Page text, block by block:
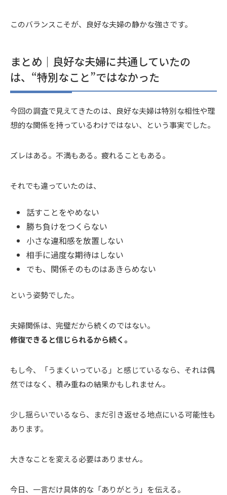
このバランスこそが、良好な夫婦の静かな強さです。
まとめ｜良好な夫婦に共通していたの
は、“特別なこと”ではなかった
今回の調査で見えてきたのは、良好な夫婦は特別な相性や理
想的な関係を持っているわけではない、という事実でした。
ズレはある。不満もある。疲れることもある。
それでも違っていたのは、
話すことをやめない
勝ち負けをつくらない
小さな違和感を放置しない
相手に過度な期待はしない
でも、関係そのものはあきらめない
という姿勢でした。
夫婦関係は、完璧だから続くのではない。
修復できると信じられるから続く。
もし今、「うまくいっている」と感じているなら、それは偶
然ではなく、積み重ねの結果かもしれません。
少し揺らいでいるなら、まだ引き返せる地点にいる可能性も
あります。
大きなことを変える必要はありません。
今日、一言だけ具体的な「ありがとう」を伝える。